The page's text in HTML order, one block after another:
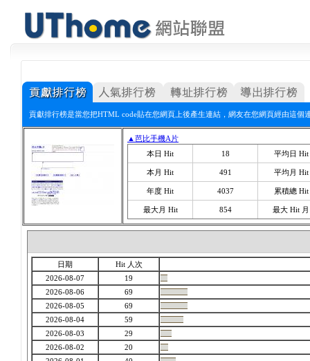
貢獻排行榜是當您把HTML code貼在您網頁上後產生連結，網友在您網頁經由這
▲芭比手機A片
本日 Hit
18 平均日 Hit
本月 Hit 491 平均月 Hit
年度 Hit 4037 累積總 Hit
最大月 Hit 854 最大 Hit 月
日期
Hit 人次
2026-08-07
19
2026-08-06
69
2026-08-05
69
2026-08-04
59
2026-08-03
29
2026-08-02
20